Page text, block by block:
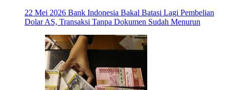
22 Mei 2026 Bank Indonesia Bakal Batasi Lagi Pembelian
Dolar AS, Transaksi Tanpa Dokumen Sudah Menurun